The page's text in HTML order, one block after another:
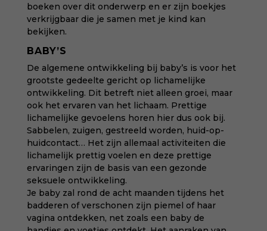
boeken over dit onderwerp en er zijn boekjes
verkrijgbaar die je samen met je kind kan
bekijken.
BABY’S
De algemene ontwikkeling bij baby’s is voor het
grootste gedeelte gericht op lichamelijke
ontwikkeling. Dit betreft niet alleen groei, maar
ook het ervaren van het lichaam. Prettige
lichamelijke gevoelens horen hier dus ook bij.
Sabbelen, zuigen, gestreeld worden, huid-op-
huidcontact… Het zijn allemaal activiteiten die
lichamelijk prettig voelen en deze prettige
ervaringen zijn de basis van een gezonde
seksuele ontwikkeling.
Je baby zal rond de acht maanden tijdens het
badderen of verschonen zijn piemel of haar
vagina ontdekken, net zoals een baby de